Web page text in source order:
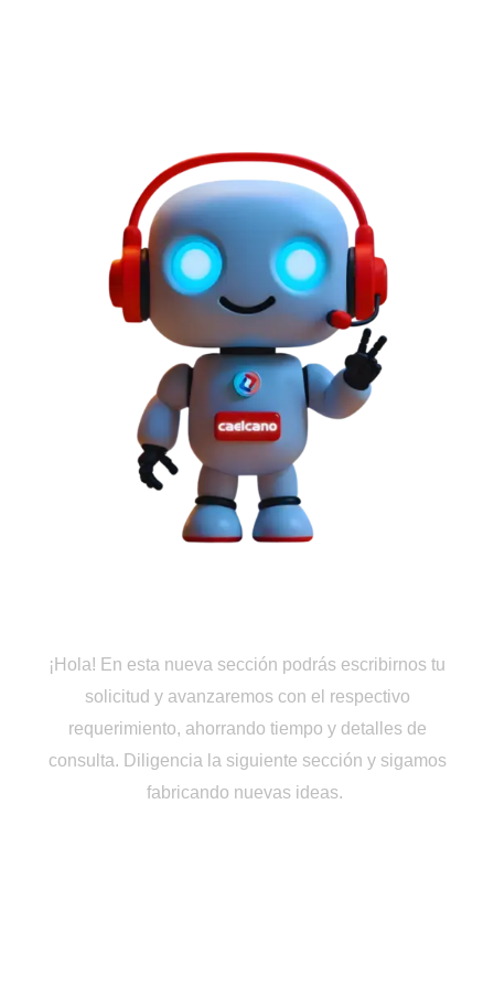
¡Hola! En esta nueva sección podrás escribirnos tu
solicitud y avanzaremos con el respectivo
requerimiento, ahorrando tiempo y detalles de
consulta. Diligencia la siguiente sección y sigamos
fabricando nuevas ideas.